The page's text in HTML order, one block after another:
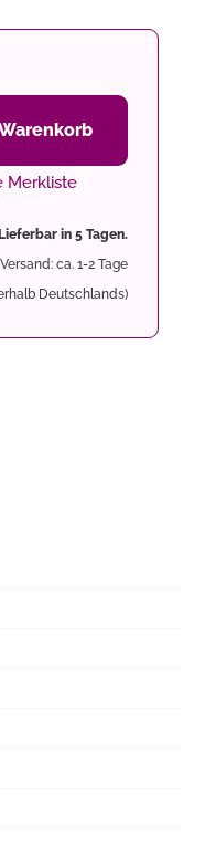
Merkliste
in 5 Tagen.
ca. 1-2 Tage
Deutschlands)